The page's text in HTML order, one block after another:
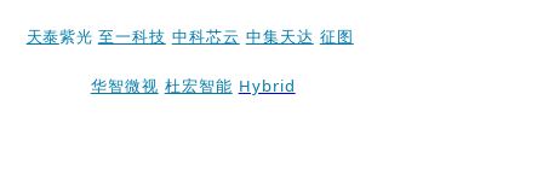
天泰紫光 至一科技 中科芯云 中集天达 征图
华智微视 杜宏智能 Hybrid